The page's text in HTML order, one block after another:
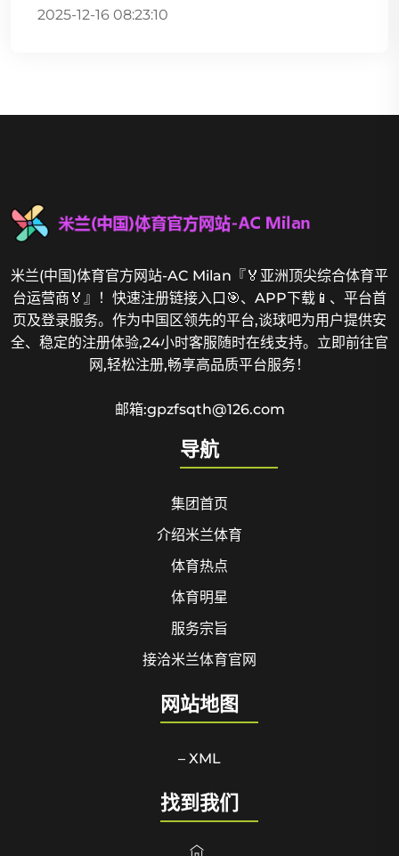
2025-12-16 08:23:10
米兰(中国)体育官方网站-AC Milan『🏅亚洲顶尖综合体育平
台运营商🏅』！快速注册链接入口🎯、APP下载📱、平台首
页及登录服务。作为中国区领先的平台,谈球吧为用户提供安
全、稳定的注册体验,24小时客服随时在线支持。立即前往官
网,轻松注册,畅享高品质平台服务！
邮箱:gpzfsqth@126.com
导航
集团首页
介绍米兰体育
体育热点
体育明星
服务宗旨
接洽米兰体育官网
网站地图
– XML
找到我们